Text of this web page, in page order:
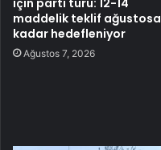
maddelik teklif ağustosa
kadar hedefleniyor
Ağustos 7, 2026